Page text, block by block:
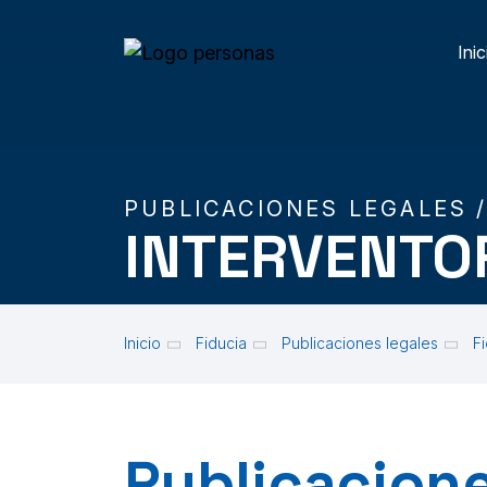
PUBLICACIONES LEGALES /
Inicio Fiducia Publicaciones legales